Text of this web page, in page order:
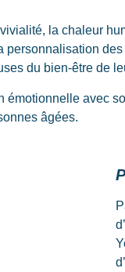
la chaleur
personnalisation
du bien-être de
avec
âgées.